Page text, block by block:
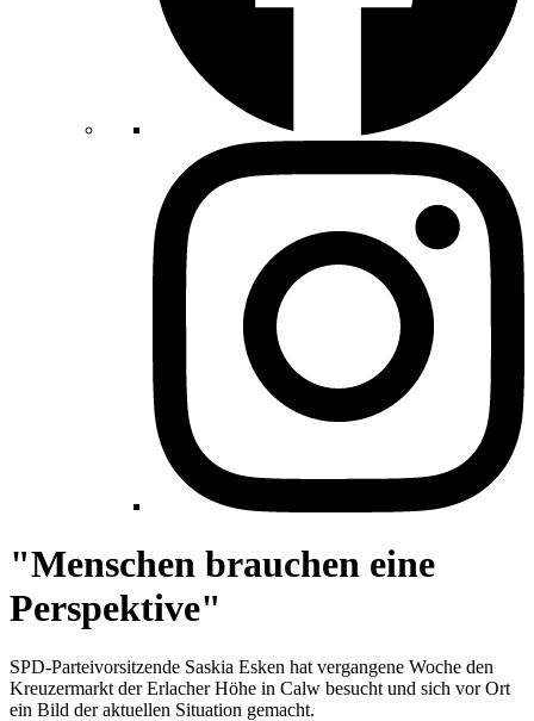
"Menschen brauchen eine
Perspektive"
SPD-Parteivorsitzende Saskia Esken hat vergangene Woche den
Kreuzermarkt der Erlacher Höhe in Calw besucht und sich vor Ort
ein Bild der aktuellen Situation gemacht.